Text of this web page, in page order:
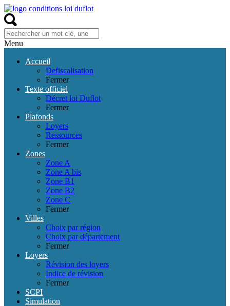
Menu
Accueil
Defiscalisation
Fermer
Texte officiel
Décret loi Duflot
Fermer
Plafonds
Loyers
Ressources
Fermer
Zones
Zone A
Zone A bis
Zone B1
Zone B2
Zone C
Fermer
Villes
Choix par région
Choix par département
Fermer
Loyers
Révision des loyers
Indice de révision
Fermer
SCPI
Simulation